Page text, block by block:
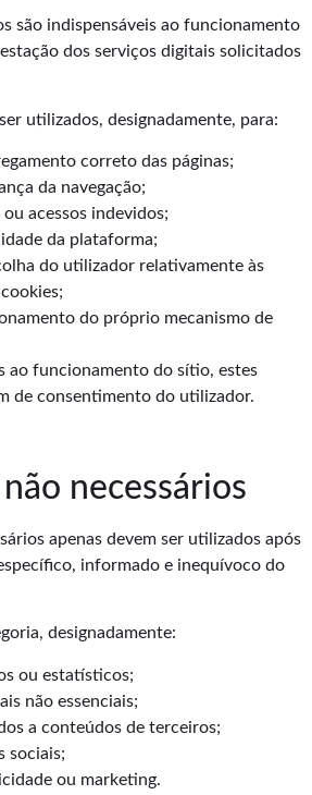
são indispensáveis ao funcionamento
dos serviços digitais solicitados
utilizados, designadamente, para:
correto das páginas;
da navegação;
acessos indevidos;
da plataforma;
do utilizador relativamente às
do próprio mecanismo de
ao funcionamento do sítio, estes
de consentimento do utilizador.
necessários
apenas devem ser utilizados após
informado e inequívoco do
designadamente:
ou estatísticos;
não essenciais;
a conteúdos de terceiros;
sociais;
ou marketing.